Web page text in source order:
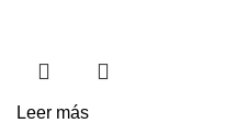
Leer más